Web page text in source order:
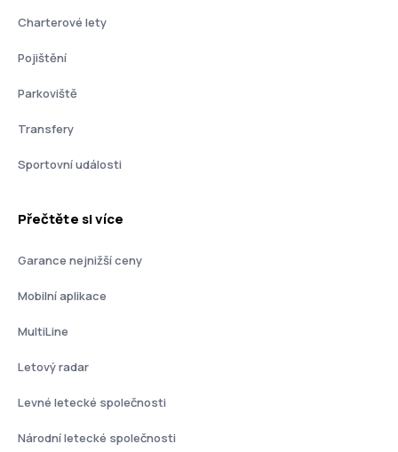
Charterové lety
Pojištění
Parkoviště
Transfery
Sportovní události
Přečtěte si více
Garance nejnižší ceny
Mobilní aplikace
MultiLine
Letový radar
Levné letecké společnosti
Národní letecké společnosti